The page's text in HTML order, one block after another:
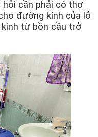
cần phải có thợ
đường kính của lỗ
từ bồn cầu trở